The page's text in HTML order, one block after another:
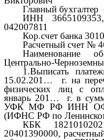
Главный
ИНН
042007811
Кор.счет банка
Расчетный счет №
Наименование
Центрально-
1.Выписать
15.02.201… г. на
физических лиц с
январь 201… г. в
УФК МФ РФ ИНН ОФК
(ИФНС РФ по
КБК
20401390000,